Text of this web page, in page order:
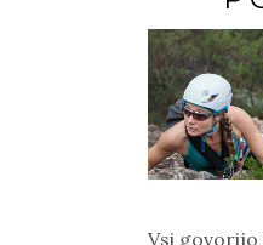
Vsi govorijo